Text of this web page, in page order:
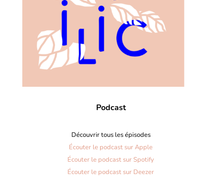
Podcast
Découvrir tous les épisodes
Écouter le podcast sur Apple
Écouter le podcast sur Spotify
Écouter le podcast sur Deezer